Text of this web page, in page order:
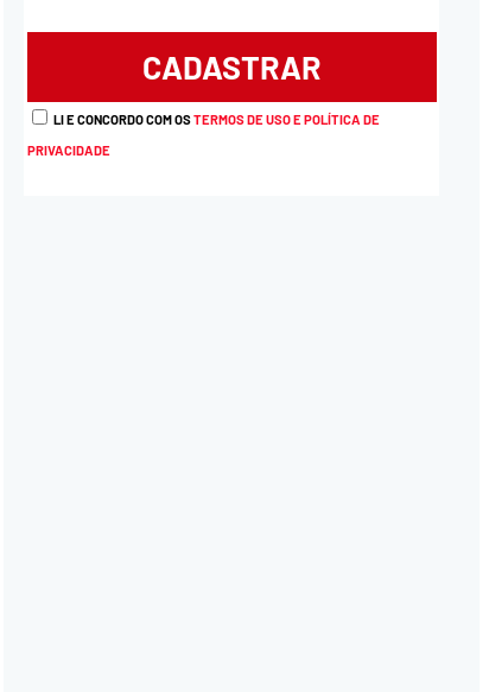
LI E CONCORDO COM OSTERMOS DE USO E POLÍTICA DE
PRIVACIDADE